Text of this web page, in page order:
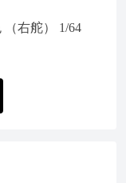
（右舵） 1/64